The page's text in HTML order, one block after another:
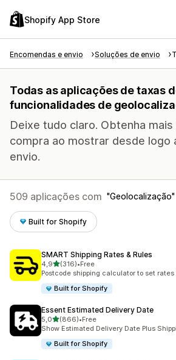
Shopify App Store
Encomendas e envio Soluções de envio
Todas as aplicações de taxas
funcionalidades de
Deixe tudo claro. Obtenha
compra ao mostrar desde logo
envio.
509 aplicações com Geolocalização
Built for Shopify
SMART Shipping Rates & Rules
4,9de 5 estrelas
(316)
316 total de avaliações
•Free
Postcode shipping calculator to set
Built for Shopify
Essent Estimated Delivery Date
5,0de 5 estrelas
(866)
866 total de avaliações
•Free
Show Estimated Delivery Date Plus
Built for Shopify